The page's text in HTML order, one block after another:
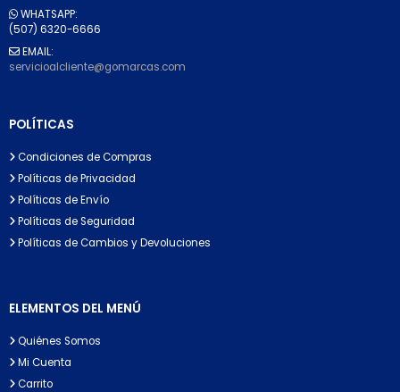
WHATSAPP:
(507) 6320-6666
EMAIL:
servicioalcliente@gomarcas.com
POLÍTICAS
Condiciones de Compras
Políticas de Privacidad
Políticas de Envío
Políticas de Seguridad
Políticas de Cambios y Devoluciones
ELEMENTOS DEL MENÚ
Quiénes Somos
Mi Cuenta
Carrito